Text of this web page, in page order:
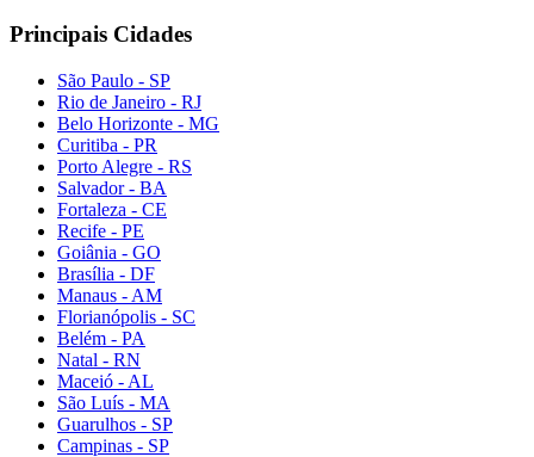
Principais Cidades
São Paulo - SP
Rio de Janeiro - RJ
Belo Horizonte - MG
Curitiba - PR
Porto Alegre - RS
Salvador - BA
Fortaleza - CE
Recife - PE
Goiânia - GO
Brasília - DF
Manaus - AM
Florianópolis - SC
Belém - PA
Natal - RN
Maceió - AL
São Luís - MA
Guarulhos - SP
Campinas - SP